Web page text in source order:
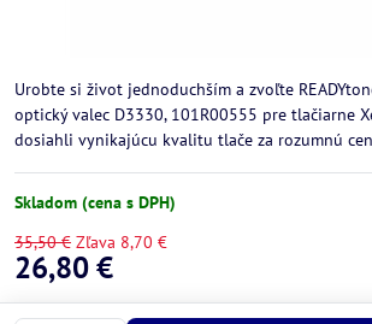
Urobte si život jednoduchším a zvoľte
optický valec D3330, 101R00555 pre tlačiarne
dosiahli vynikajúcu kvalitu tlače za rozumnú
Skladom (cena s DPH)
35,50 € Zľava 8,70 €
26,80 €